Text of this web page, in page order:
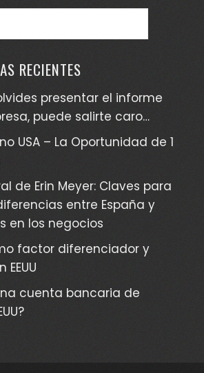
RECIENTES
olvides presentar el informe
puede salirte caro…
USA – La Oportunidad de 1
de Erin Meyer: Claves para
entre España y
en los negocios
factor diferenciador y
cuenta bancaria de